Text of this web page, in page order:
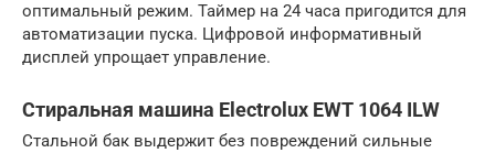
оптимальный режим. Таймер на 24 часа пригодится для
автоматизации пуска. Цифровой информативный
дисплей упрощает управление.
Стиральная машина Electrolux EWT 1064 ILW
Стальной бак выдержит без повреждений сильные